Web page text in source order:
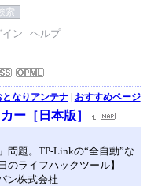
イン ヘルプ
となりアンテナ| おすすめページ
ー［日本版］
問題。TP-Linkの“全自動”な
のライフハックツール】
ン株式会社